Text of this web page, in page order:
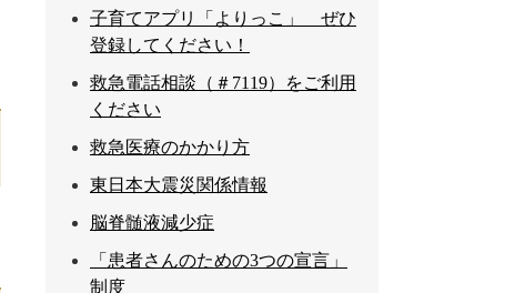
子育てアプリ「よりっこ」 ぜひ
登録してください！
救急電話相談（＃7119）をご利用
ください
救急医療のかかり方
東日本大震災関係情報
脳脊髄液減少症
「患者さんのための3つの宣言」
制度